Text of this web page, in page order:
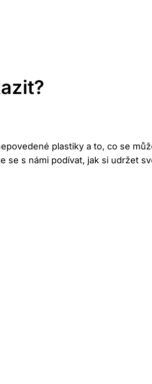
plastiky a to, co se
se s námi podívat, jak si udržet